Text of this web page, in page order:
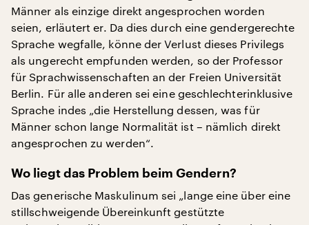
Männer als einzige direkt angesprochen worden
seien, erläutert er. Da dies durch eine gendergerechte
Sprache wegfalle, könne der Verlust dieses Privilegs
als ungerecht empfunden werden, so der Professor
für Sprachwissenschaften an der Freien Universität
Berlin. Für alle anderen sei eine geschlechterinklusive
Sprache indes „die Herstellung dessen, was für
Männer schon lange Normalität ist – nämlich direkt
angesprochen zu werden“.
Wo liegt das Problem beim Gendern?
Das generische Maskulinum sei „lange eine über eine
stillschweigende Übereinkunft gestützte